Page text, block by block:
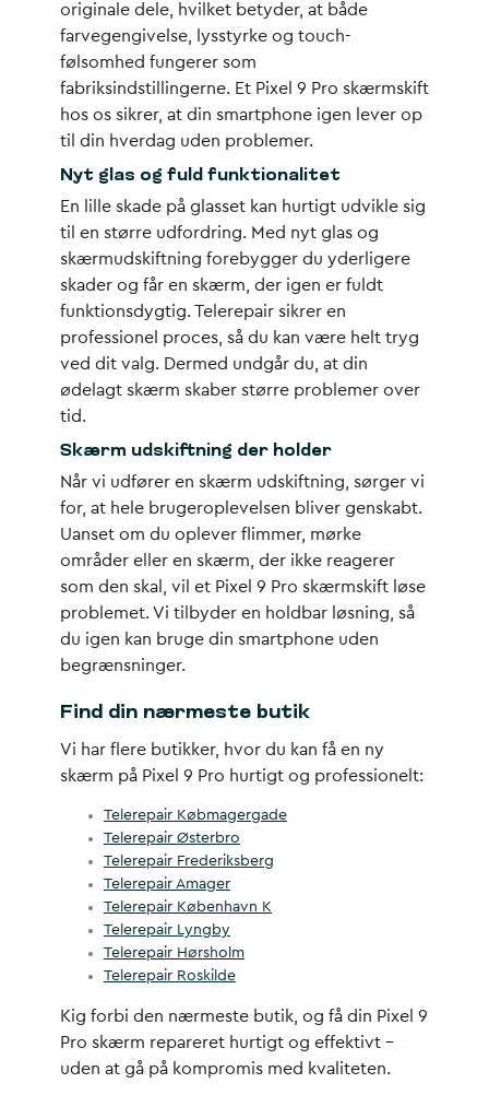
originale dele, hvilket betyder, at både
farvegengivelse, lysstyrke og touch-
følsomhed fungerer som
fabriksindstillingerne. Et Pixel 9 Pro skærmskift
hos os sikrer, at din smartphone igen lever op
til din hverdag uden problemer.
Nyt glas og fuld funktionalitet
En lille skade på glasset kan hurtigt udvikle sig
til en større udfordring. Med nyt glas og
skærmudskiftning forebygger du yderligere
skader og får en skærm , der igen er fuldt
funktionsdygtig. Telerepair sikrer en
professionel proces, så du kan være helt tryg
ved dit valg. Dermed undgår du, at din
ødelagt skærm skaber større problemer over
tid.
Skærm udskiftning der holder
Når vi udfører en skærm udskiftning , sørger vi
for, at hele brugeroplevelsen bliver genskabt.
Uanset om du oplever flimmer, mørke
områder eller en skærm, der ikke reagerer
som den skal, vil et Pixel 9 Pro skærmskift løse
problemet. Vi tilbyder en holdbar løsning, så
du igen kan bruge din smartphone uden
begrænsninger.
Find din nærmeste butik
Vi har flere butikker, hvor du kan få en ny
skærm på Pixel 9 Pro hurtigt og professionelt:
Telerepair Købmagergade
Telerepair Østerbro
Telerepair Frederiksberg
Telerepair Amager
Telerepair København K
Telerepair Lyngby
Telerepair Hørsholm
Telerepair Roskilde
Kig forbi den nærmeste butik, og få din Pixel 9
Pro skærm repareret hurtigt og effektivt –
uden at gå på kompromis med kvaliteten.